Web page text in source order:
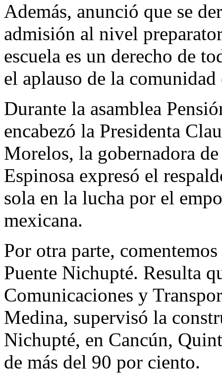
Además, anunció que se
admisión al nivel
escuela es un derecho de
el aplauso de la
Durante la asamblea
encabezó la Presidenta
Morelos, la gobernadora
Espinosa expresó el
sola en la lucha por el
mexicana.
Por otra parte,
Puente Nichupté. Resulta
Comunicaciones y
Medina, supervisó la
Nichupté, en Cancún,
de más del 90 por ciento.